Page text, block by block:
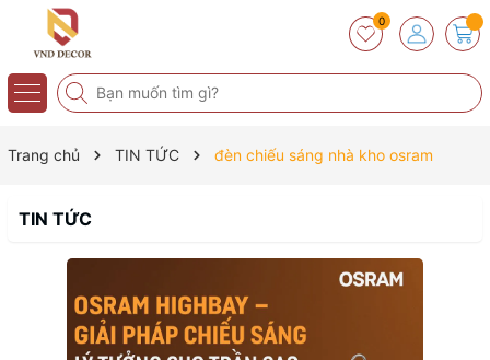
0
Trang chủ TIN TỨC đèn chiếu sáng nhà kho osram
TIN TỨC